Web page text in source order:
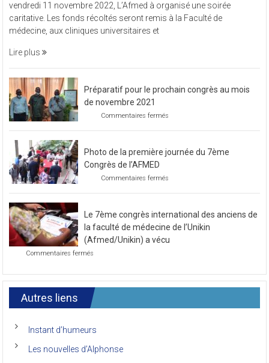
à
organisé
une
vendredi 11 novembre 2022, L’Afmed à organisé une soirée
caritative. Les fonds récoltés seront remis à la Faculté de
médecine, aux cliniques universitaires et
Lire plus
Préparatif pour le prochain congrès au mois
de novembre 2021
Commentaires fermés
prochain
de
2021
Photo de la première journée du 7ème
Congrès de l’AFMED
Commentaires fermés
première
journée
7ème
l’AFMED
Le 7ème congrès international des anciens de
la faculté de médecine de l’Unikin
(Afmed/Unikin) a vécu
Commentaires fermés
congrès
international
anciens
la
de
Autres liens
Instant d’humeurs
Les nouvelles d’Alphonse